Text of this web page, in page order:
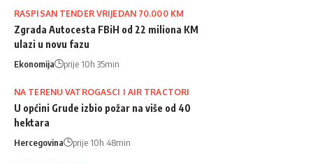
RASPISAN TENDER VRIJEDAN 70.000 KM
Zgrada Autocesta FBiH od 22 miliona KM
ulazi u novu fazu
Ekonomija prije 10h 35min
NA TERENU VATROGASCI I AIR TRACTORI
U općini Grude izbio požar na više od 40
hektara
Hercegovina prije 10h 48min